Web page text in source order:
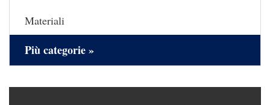
Materiali
Più categorie »